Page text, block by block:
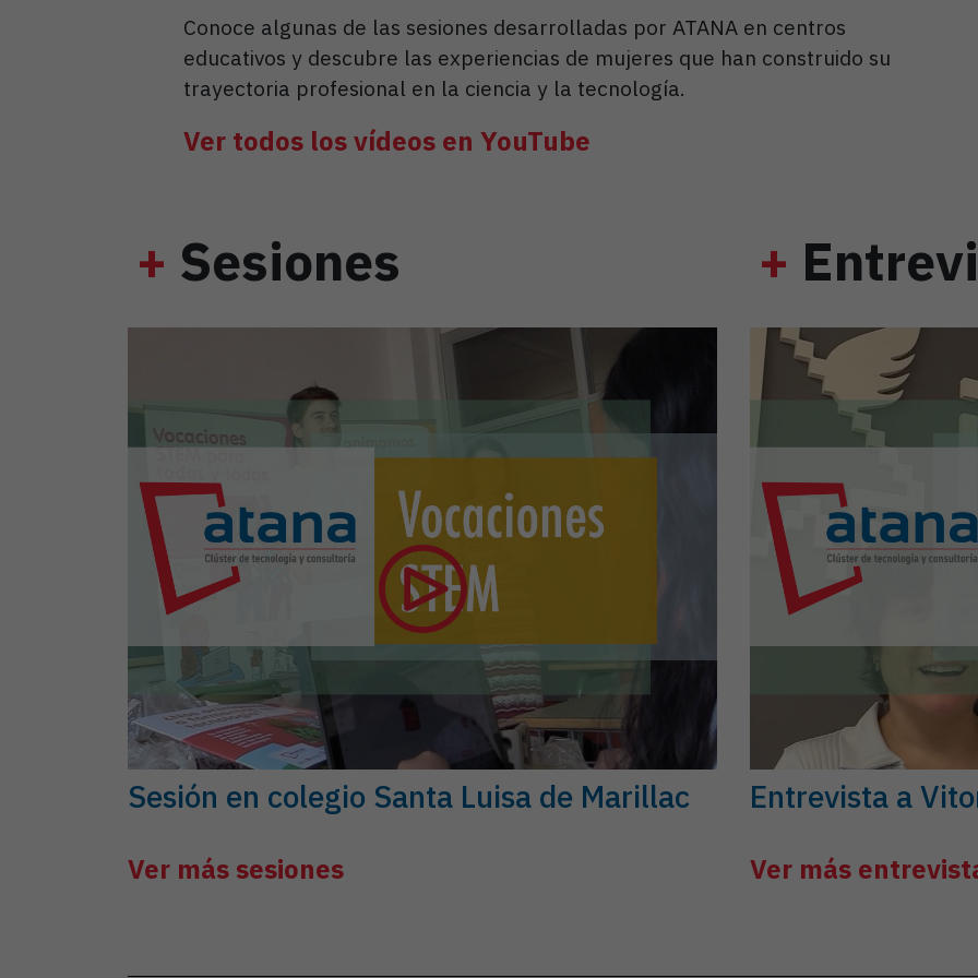
Conoce algunas de las sesiones desarrolladas por ATANA en centros
educativos y descubre las experiencias de mujeres que han construido su
trayectoria profesional en la ciencia y la tecnología.
Ver todos los vídeos en YouTube
+ Sesiones
Sesión en colegio Santa Luisa de Marillac
Ver más sesiones
+
Entrevista a
Ver más